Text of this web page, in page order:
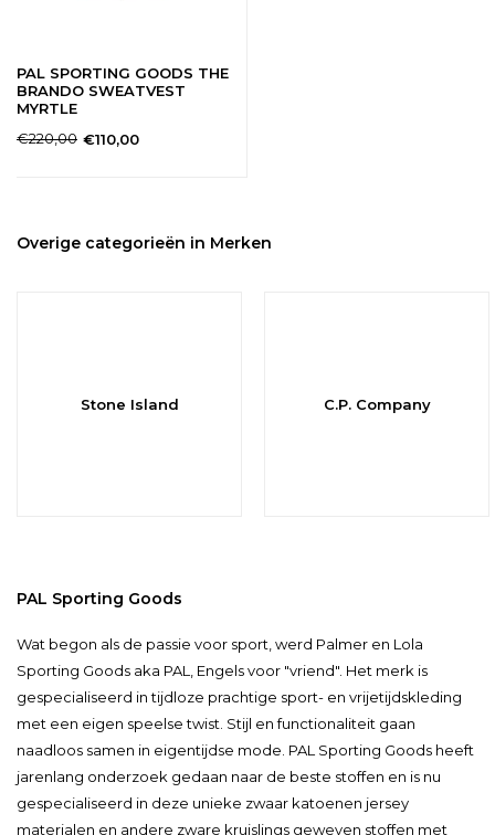
PAL SPORTING GOODS THE
BRANDO SWEATVEST
MYRTLE
€220,00 €110,00
Overige categorieën in Merken
Stone Island C.P. Company
PAL Sporting Goods
Wat begon als de passie voor sport, werd Palmer en Lola
Sporting Goods aka PAL, Engels voor "vriend". Het merk is
gespecialiseerd in tijdloze prachtige sport- en vrijetijdskleding
met een eigen speelse twist. Stijl en functionaliteit gaan
naadloos samen in eigentijdse mode. PAL Sporting Goods heeft
jarenlang onderzoek gedaan naar de beste stoffen en is nu
gespecialiseerd in deze unieke zwaar katoenen jersey
materialen en andere zware kruislings geweven stoffen met